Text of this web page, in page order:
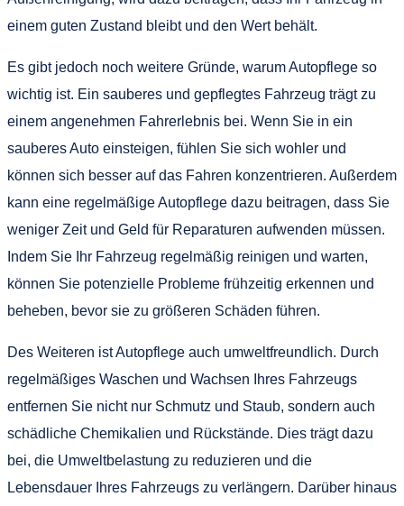
einem guten Zustand bleibt und den Wert behält.
Es gibt jedoch noch weitere Gründe, warum Autopflege so
wichtig ist. Ein sauberes und gepflegtes Fahrzeug trägt zu
einem angenehmen Fahrerlebnis bei. Wenn Sie in ein
sauberes Auto einsteigen, fühlen Sie sich wohler und
können sich besser auf das Fahren konzentrieren. Außerdem
kann eine regelmäßige Autopflege dazu beitragen, dass Sie
weniger Zeit und Geld für Reparaturen aufwenden müssen.
Indem Sie Ihr Fahrzeug regelmäßig reinigen und warten,
können Sie potenzielle Probleme frühzeitig erkennen und
beheben, bevor sie zu größeren Schäden führen.
Des Weiteren ist Autopflege auch umweltfreundlich. Durch
regelmäßiges Waschen und Wachsen Ihres Fahrzeugs
entfernen Sie nicht nur Schmutz und Staub, sondern auch
schädliche Chemikalien und Rückstände. Dies trägt dazu
bei, die Umweltbelastung zu reduzieren und die
Lebensdauer Ihres Fahrzeugs zu verlängern. Darüber hinaus